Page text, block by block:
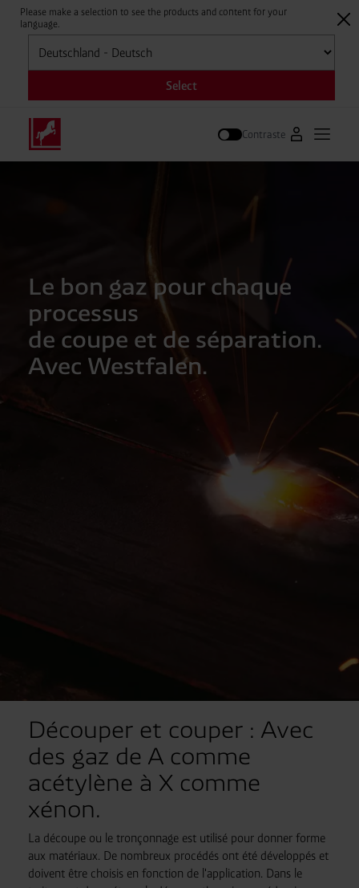
Please make a selection to see the products and content for your
language.
Sélectionner
Select
Contraste Vers leOuvrir
Le bon gaz pour chaque
processus
de coupe et de séparation.
Avec Westfalen.
Découper et couper : Avec
des gaz de A comme
acétylène à X comme
xénon.
La découpe ou le tronçonnage est utilisé pour donner forme
aux matériaux. De nombreux procédés ont été développés et
doivent être choisis en fonction de l'application. Dans le